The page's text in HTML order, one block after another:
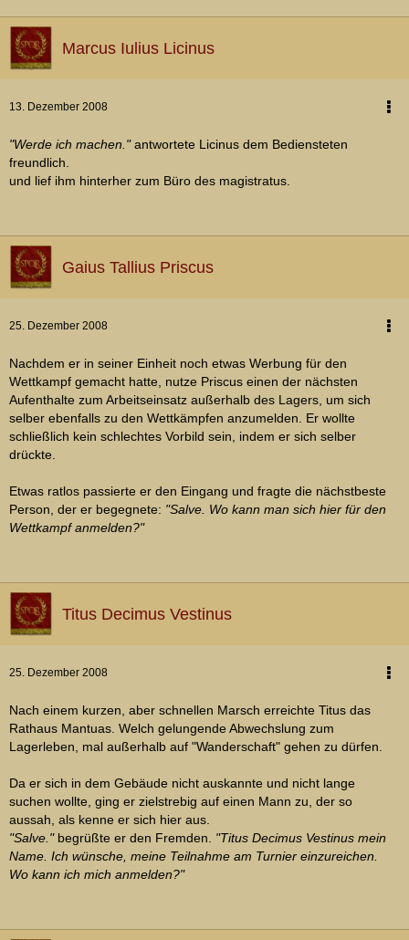
Marcus Iulius Licinus
13. Dezember 2008
"Werde ich machen."antwortete Licinus dem Bediensteten
freundlich.
und lief ihm hinterher zum Büro des magistratus.
Gaius Tallius Priscus
25. Dezember 2008
Nachdem er in seiner Einheit noch etwas Werbung für den
Wettkampf gemacht hatte, nutze Priscus einen der nächsten
Aufenthalte zum Arbeitseinsatz außerhalb des Lagers, um sich
selber ebenfalls zu den Wettkämpfen anzumelden. Er wollte
schließlich kein schlechtes Vorbild sein, indem er sich selber
drückte.
Etwas ratlos passierte er den Eingang und fragte die nächstbeste
Person, der er begegnete: "Salve. Wo kann man sich hier für den
Wettkampf anmelden?"
Titus Decimus Vestinus
25. Dezember 2008
Nach einem kurzen, aber schnellen Marsch erreichte Titus das
Rathaus Mantuas. Welch gelungende Abwechslung zum
Lagerleben, mal außerhalb auf "Wanderschaft" gehen zu dürfen.
Da er sich in dem Gebäude nicht auskannte und nicht lange
suchen wollte, ging er zielstrebig auf einen Mann zu, der so
aussah, als kenne er sich hier aus.
"Salve."begrüßte er den Fremden.
"Titus Decimus Vestinus mein
Name. Ich wünsche, meine Teilnahme am Turnier einzureichen.
Wo kann ich mich anmelden?"